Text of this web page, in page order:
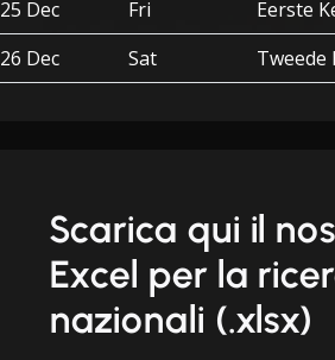
25 Dec
Fri
Eerste
26 Dec
Sat Tweede
Scarica qui il
Excel per la
nazionali (.xlsx)